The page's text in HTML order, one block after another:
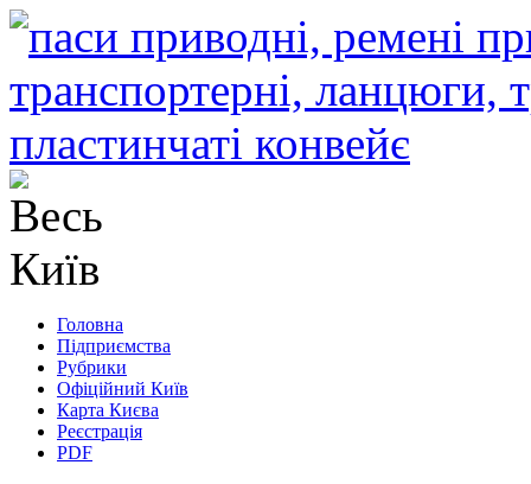
Головна
Підприємства
Рубрики
Офіційний Київ
Карта Києва
Реєстрація
PDF